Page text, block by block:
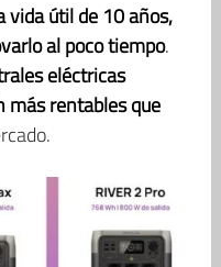
vida útil de 10 años,
al poco tiempo.
eléctricas
más rentables que